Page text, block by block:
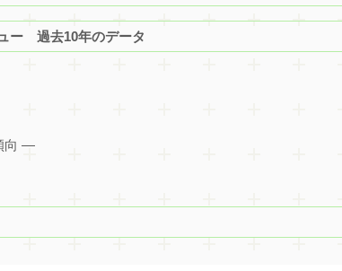
ー 過去10年のデータ
向 ―